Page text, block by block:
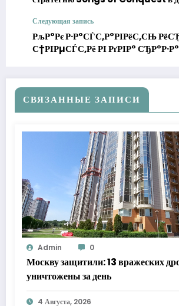
Следующая запись
РљР°Рє Р·Р°СЃС‚Р°РІРёС‚СЊ
С†РІРµСЃС‚Рё РІ РґРІР° СЂР°Р·Р°
РєСЂР°СЃРѕС‚Сѓ РЅР°
СВЯЗАННЫЕ ЗАПИСИ
Admin 0
Москву защитили: 13 вражеских
уничтожены за день
4 Августа, 2026